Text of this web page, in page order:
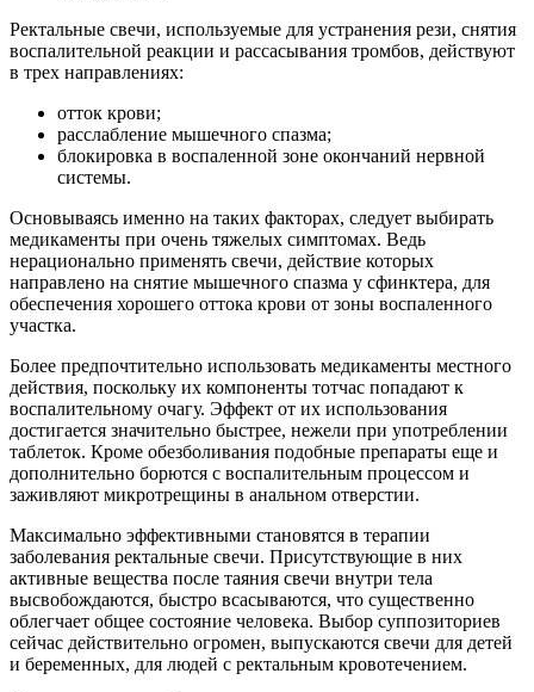
Ректальные свечи, используемые для устранения рези, снятия
воспалительной реакции и рассасывания тромбов, действуют
в трех направлениях:
отток крови;
расслабление мышечного спазма;
блокировка в воспаленной зоне окончаний нервной
системы.
Основываясь именно на таких факторах, следует выбирать
медикаменты при очень тяжелых симптомах. Ведь
нерационально применять свечи, действие которых
направлено на снятие мышечного спазма у сфинктера, для
обеспечения хорошего оттока крови от зоны воспаленного
участка.
Более предпочтительно использовать медикаменты местного
действия, поскольку их компоненты тотчас попадают к
воспалительному очагу. Эффект от их использования
достигается значительно быстрее, нежели при употреблении
таблеток. Кроме обезболивания подобные препараты еще и
дополнительно борются с воспалительным процессом и
заживляют микротрещины в анальном отверстии.
Максимально эффективными становятся в терапии
заболевания ректальные свечи. Присутствующие в них
активные вещества после таяния свечи внутри тела
высвобождаются, быстро всасываются, что существенно
облегчает общее состояние человека. Выбор суппозиториев
сейчас действительно огромен, выпускаются свечи для детей
и беременных, для людей с ректальным кровотечением.